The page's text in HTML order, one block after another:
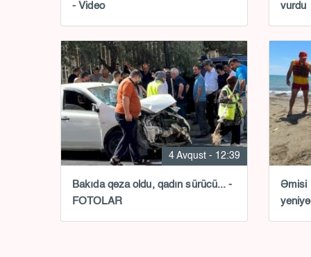
- Video
vurdu
4 Avqust - 12:39
Bakıda qəza oldu, qadın sürücü... -
FOTOLAR
Əmisi